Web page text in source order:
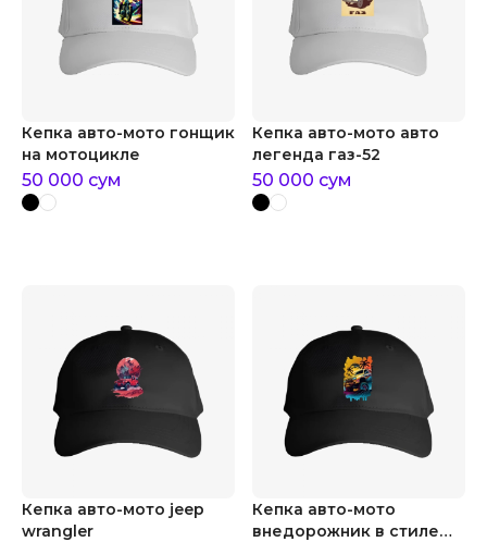
Кепка авто-мото гонщик
на мотоцикле
50 000 сум
Кепка авто-мото авто
легенда газ-52
50 000 сум
Кепка авто-мото jeep
wrangler
Кепка авто-мото
внедорожник в стиле